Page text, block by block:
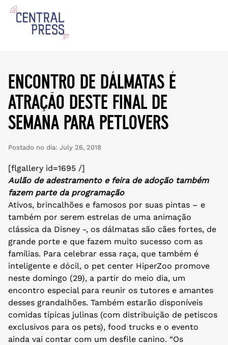
encontro de dálmatas é
atração deste final de
semana para petlovers
Postado no dia: July 26, 2018
[flgallery id=1695 /]
Aulão de adestramento e feira de adoção também
fazem parte da programação
Ativos, brincalhões e famosos por suas pintas – e
também por serem estrelas de uma animação
clássica da Disney -, os dálmatas são cães fortes, de
grande porte e que fazem muito sucesso com as
famílias. Para celebrar essa raça, que também é
inteligente e dócil, o pet center HiperZoo promove
neste domingo (29), a partir do meio dia, um
encontro especial para reunir os tutores e amantes
desses grandalhões. Também estarão disponíveis
comidas típicas julinas (com distribuição de petiscos
exclusivos para os pets), food trucks e o evento
ainda vai contar com um desfile canino. “Os